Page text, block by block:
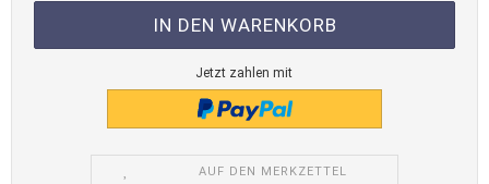
Jetzt zahlen mit
AUF DEN MERKZETTEL